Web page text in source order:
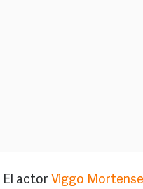
El actor Viggo